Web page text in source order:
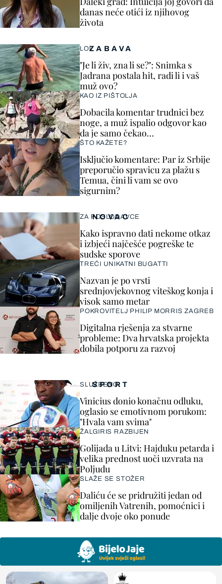
ZABAVA
LOL
"Je li živ, zna li se?": Snimka s
Jadrana postala hit, radi li i vaš
muž ovo?
KAO IZ PIŠTOLJA
Dobacila komentar trudnici bez
noge, a muž ispalio odgovor kao
da je samo čekao…
ŠTO KAŽETE?
Isključio komentare: Par iz Srbije
preporučio spravicu za plažu s
Temua, čini li vam se ovo
sigurnim?
SPORT
SLUŽBENO
Vinicius donio konačnu odluku,
oglasio se emotivnom porukom:
"Hvala vam svima"
ŽALGIRIS RAZBIJEN
Golijada u Litvi: Hajduku petarda i
velika prednost uoči uzvrata na
Poljudu
SLAŽE SE STOŽER
Daliću će se pridružiti jedan od
omiljenih Vatrenih, pomoćnici i
dalje dvoje oko ponude
danas neće otići iz njihovog
života
NOVAC
ZA POSLODAVCE
Kako ispravno dati nekome otkaz
i izbjeći najčešće pogreške te
sudske sporove
TREĆI UNIKATNI BUGATTI
Nazvan je po vrsti
srednjovjekovnog viteškog konja i
visok samo metar
POKROVITELJ PHILIP MORRIS ZAGREB
Digitalna rješenja za stvarne
probleme: Dva hrvatska projekta
dobila potporu za razvoj